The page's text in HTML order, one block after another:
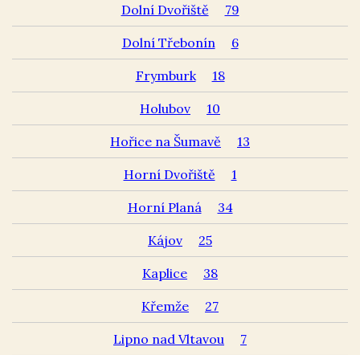
Dolní Dvořiště 79
Dolní Třebonín 6
Frymburk 18
Holubov 10
Hořice na Šumavě 13
Horní Dvořiště 1
Horní Planá 34
Kájov 25
Kaplice 38
Křemže 27
Lipno nad Vltavou 7